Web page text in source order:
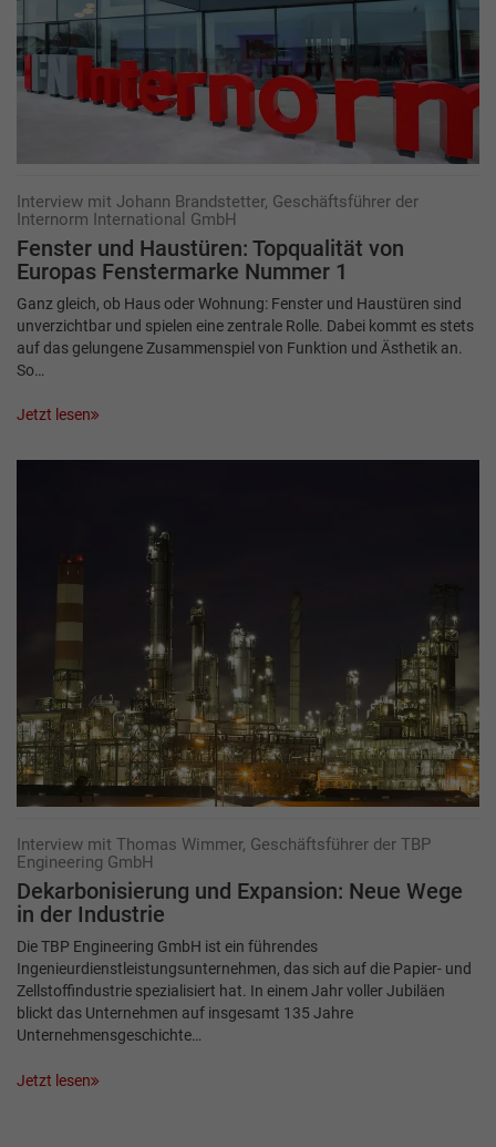
Interview mit Johann Brandstetter, Geschäftsführer der
Internorm International GmbH
Fenster und Haustüren: Topqualität von
Europas Fenstermarke Nummer 1
Ganz gleich, ob Haus oder Wohnung: Fenster und Haustüren sind
unverzichtbar und spielen eine zentrale Rolle. Dabei kommt es stets
auf das gelungene Zusammenspiel von Funktion und Ästhetik an.
So…
Jetzt lesen
Interview mit Thomas Wimmer, Geschäftsführer der TBP
Engineering GmbH
Dekarbonisierung und Expansion: Neue Wege
in der Industrie
Die TBP Engineering GmbH ist ein führendes
Ingenieurdienstleistungsunternehmen, das sich auf die Papier- und
Zellstoffindustrie spezialisiert hat. In einem Jahr voller Jubiläen
blickt das Unternehmen auf insgesamt 135 Jahre
Unternehmensgeschichte…
Jetzt lesen